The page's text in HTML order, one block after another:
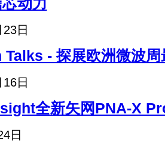
日
- 探展欧洲微波周
日
全新矢网PNA-X
日